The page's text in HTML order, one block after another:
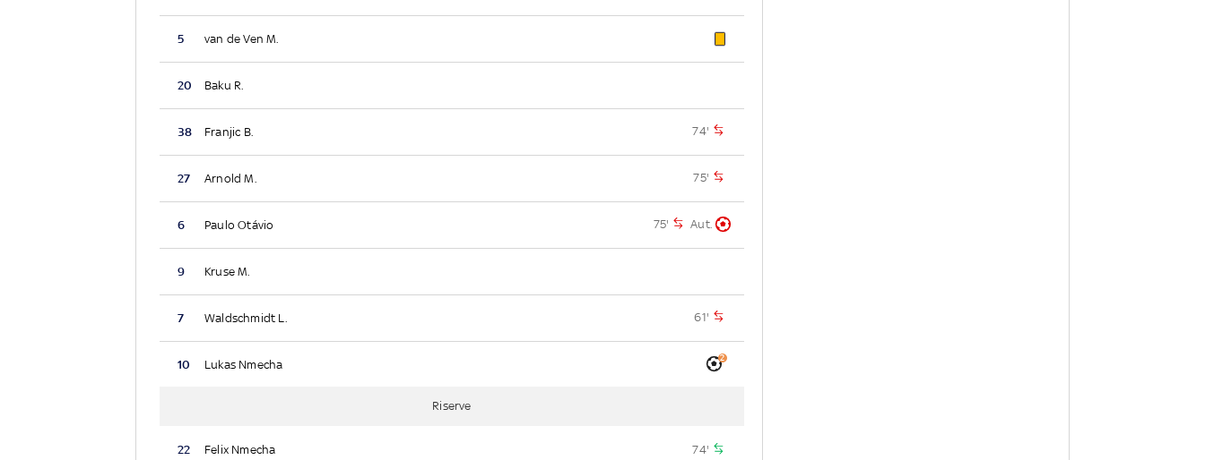
5 van de Ven M.
20 Baku R.
38 Franjic B. 74'
27 Arnold M. 75'
6 Paulo Otávio 75' Aut.
9 Kruse M.
7 Waldschmidt L. 61'
10 Lukas Nmecha 2
Riserve
22 Felix Nmecha 74'